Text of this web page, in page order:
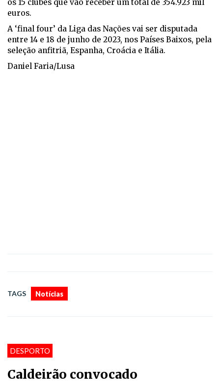
os 15 clubes que vão receber um total de 354.923 mil
euros.
A ‘final four’ da Liga das Nações vai ser disputada
entre 14 e 18 de junho de 2023, nos Países Baixos, pela
seleção anfitriã, Espanha, Croácia e Itália.
Daniel Faria/Lusa
TAGS Notícias
DESPORTO
Caldeirão convocado